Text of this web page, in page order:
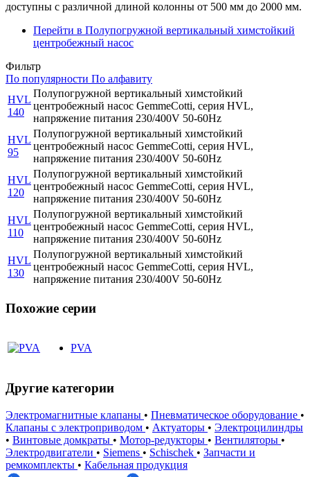
доступны с различной длиной колонны от 500 мм до 2000 мм.
Перейти в Полупогружной вертикальный химстойкий
центробежный насос
Фильтр
По популярности По алфавиту
HVL
140
Полупогружной вертикальный химстойкий
центробежный насос GemmeCotti, серия HVL,
напряжение питания 230/400V 50-60Hz
HVL
95
Полупогружной вертикальный химстойкий
центробежный насос GemmeCotti, серия HVL,
напряжение питания 230/400V 50-60Hz
HVL
120
Полупогружной вертикальный химстойкий
центробежный насос GemmeCotti, серия HVL,
напряжение питания 230/400V 50-60Hz
HVL
110
Полупогружной вертикальный химстойкий
центробежный насос GemmeCotti, серия HVL,
напряжение питания 230/400V 50-60Hz
HVL
130
Полупогружной вертикальный химстойкий
центробежный насос GemmeCotti, серия HVL,
напряжение питания 230/400V 50-60Hz
Похожие серии
PVA
Другие категории
Электромагнитные клапаны • Пневматическое оборудование •
Клапаны с электроприводом • Актуаторы • Электроцилиндры
• Винтовые домкраты • Мотор-редукторы • Вентиляторы •
Электродвигатели • Siemens • Schischek • Запчасти и
ремкомплекты • Кабельная продукция